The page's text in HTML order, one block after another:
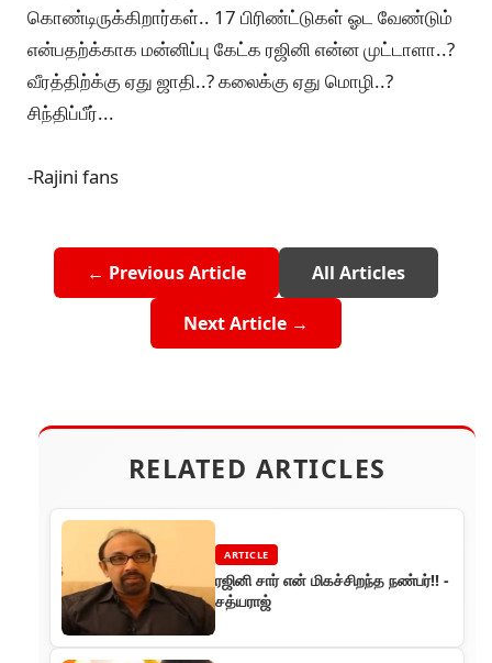
கொண்டிருக்கிறார்கள்.. 17 பிரிண்ட்டுகள் ஓட வேண்டும்
என்பதற்க்காக மன்னிப்பு கேட்க ரஜினி என்ன முட்டாளா..?
வீரத்திற்க்கு ஏது ஜாதி..? கலைக்கு ஏது மொழி..?
சிந்திப்பீர்...
-Rajini fans
← Previous Article All Articles
Next Article →
RELATED ARTICLES
ARTICLE
ரஜினி சார் என் மிகச்சிறந்த நண்பர்!! -
சத்யராஜ்